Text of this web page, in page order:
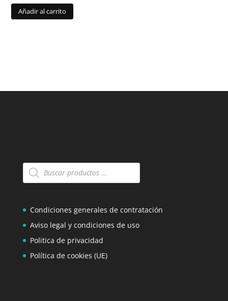
Añadir al carrito
Búsqueda
de
Condiciones generales de contratación
Aviso legal y condiciones de uso
Politica de privacidad
Política de cookies (UE)